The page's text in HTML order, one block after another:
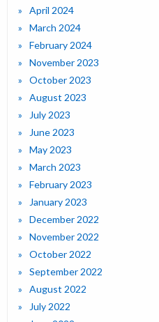
April 2024
March 2024
February 2024
November 2023
October 2023
August 2023
July 2023
June 2023
May 2023
March 2023
February 2023
January 2023
December 2022
November 2022
October 2022
September 2022
August 2022
July 2022